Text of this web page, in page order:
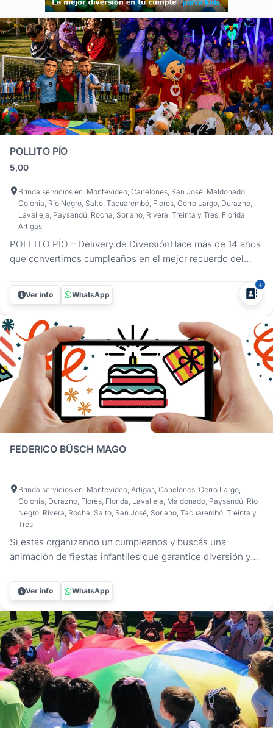
POLLITO PÍO
5,00
Brinda servicios en: Montevideo, Canelones, San José, Maldonado,
Colonia, Río Negro, Salto, Tacuarembó, Flores, Cerro Largo, Durazno,
Lavalleja, Paysandú, Rocha, Soriano, Rivera, Treinta y Tres, Florida,
Artigas
POLLITO PÍO – Delivery de DiversiónHace más de 14 años
que convertimos cumpleaños en el mejor recuerdo del
animadores capacitados, música, juegos y personajes. Vos
ponés la torta, nosotros ponemos la diversión.Animación
adaptada a cada...
Ver info WhatsApp
FEDERICO BÜSCH MAGO
Brinda servicios en: Montevideo, Artigas, Canelones, Cerro Largo,
Colonia, Durazno, Flores, Florida, Lavalleja, Maldonado, Paysandú, Río
Negro, Rivera, Rocha, Salto, San José, Soriano, Tacuarembó, Treinta y
Tres
Si estás organizando un cumpleaños y buscás una
animación de fiestas infantiles que garantice diversión y
diseñado para cautivar a los más pequeños. Con un
enfoque dinámico e interactivo, este show de animación
para niños transforma...
Ver info WhatsApp